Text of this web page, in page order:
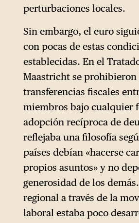
perturbaciones locales.
Sin embargo, el euro
con pocas de estas
establecidas. En el
Maastricht se prohibieron
transferencias fiscales
miembros bajo cualquier
adopción recíproca de
reflejaba una filosofía
países debían «hacerse
propios asuntos» y no
generosidad de los
regional a través de la
laboral estaba poco